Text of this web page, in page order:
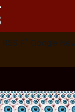
RSS 📰 Google